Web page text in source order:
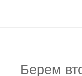
Берем